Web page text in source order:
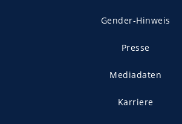
Gender-Hinweis
Presse
Mediadaten
Karriere